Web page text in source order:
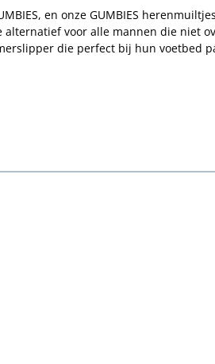
en onze GUMBIES
voor alle mannen die niet
die perfect bij hun voetbed